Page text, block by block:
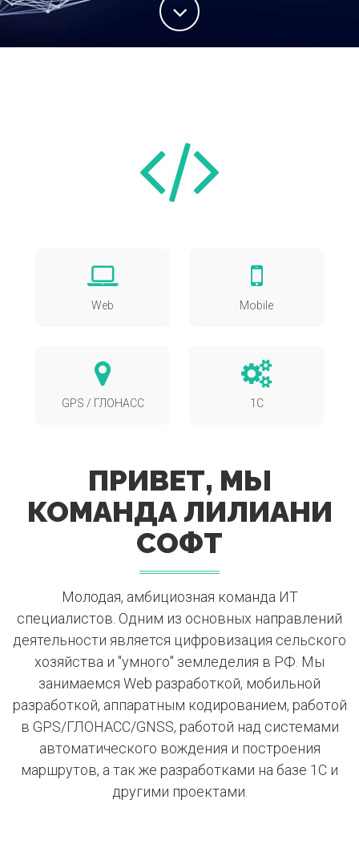
Web Mobile
GPS / ГЛОНАСС 1С
ПРИВЕТ, МЫ
КОМАНДА ЛИЛИАНИ
СОФТ
Молодая, амбициозная команда ИТ
специалистов. Одним из основных направлений
деятельности является цифровизация сельского
хозяйства и "умного" земледелия в РФ. Мы
занимаемся Web разработкой, мобильной
разработкой, аппаратным кодированием, работой
в GPS/ГЛОНАСС/GNSS, работой над системами
автоматического вождения и построения
маршрутов, а так же разработками на базе 1С и
другими проектами.